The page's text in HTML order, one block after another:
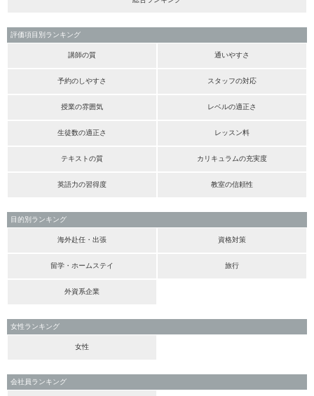
評価項目別ランキング
講師の質 通いやすさ
予約のしやすさ スタッフの対応
授業の雰囲気 レベルの適正さ
生徒数の適正さ レッスン料
テキストの質 カリキュラムの充実度
英語力の習得度 教室の信頼性
目的別ランキング
海外赴任・出張 資格対策
留学・ホームステイ 旅行
外資系企業
女性ランキング
女性
会社員ランキング